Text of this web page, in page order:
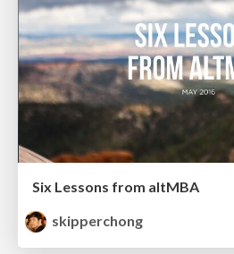
Six Lessons from altMBA
skipperchong